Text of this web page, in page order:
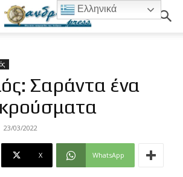
Σαράντα ένα
23/03/2022
X WhatsApp
Ελληνικά